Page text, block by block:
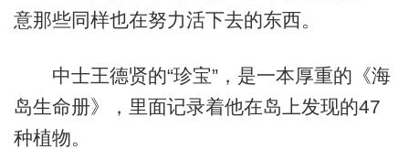
意那些同样也在努力活下去的东西。
中士王德贤的“珍宝”，是一本厚重的《海
岛生命册》，里面记录着他在岛上发现的47
种植物。